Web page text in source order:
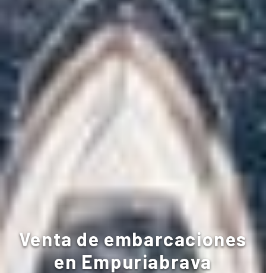
Venta de embarcaciones
en Empuriabrava